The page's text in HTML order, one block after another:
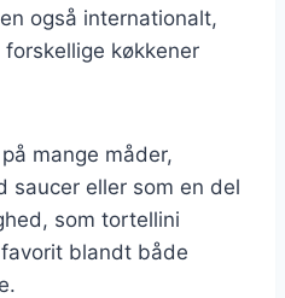
også internationalt,
køkkener
mange måder,
saucer eller som en del
som tortellini
blandt både